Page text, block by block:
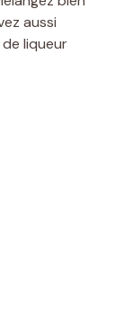
aussi
liqueur